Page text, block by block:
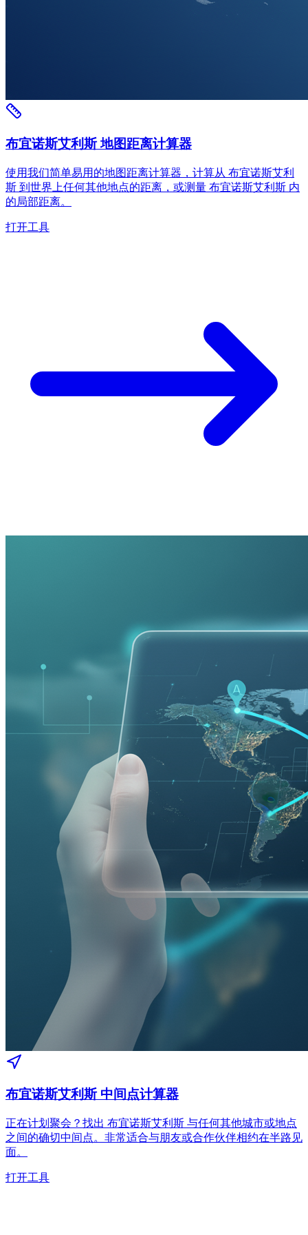
布宜诺斯艾利斯 地图距离计算器
使用我们简单易用的地图距离计算器，计算从 布宜诺斯艾利
斯 到世界上任何其他地点的距离，或测量 布宜诺斯艾利斯 内
的局部距离。
打开工具
布宜诺斯艾利斯 中间点计算器
正在计划聚会？找出 布宜诺斯艾利斯 与任何其他城市或地点
之间的确切中间点。非常适合与朋友或合作伙伴相约在半路见
面。
打开工具